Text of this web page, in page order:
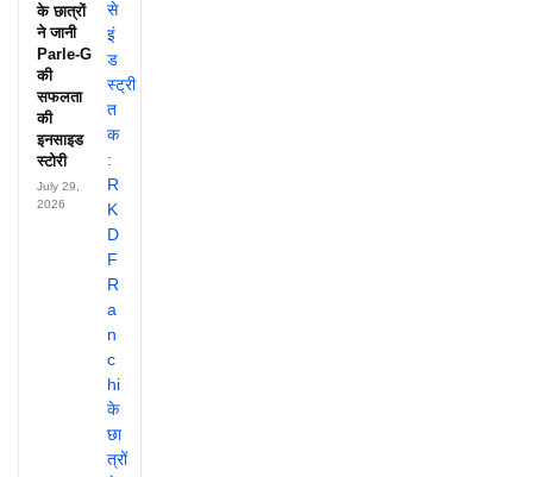
के छात्रों
ने जानी
Parle-G
की
सफलता
की
इनसाइड
स्टोरी
July 29,
2026